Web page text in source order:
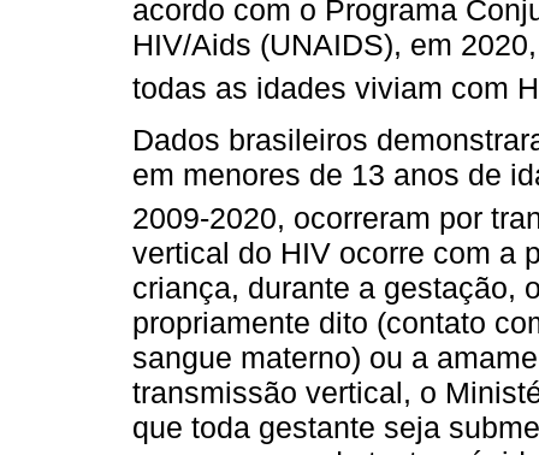
acordo com o Programa
HIV/Aids (UNAIDS), em
todas as idades viviam com
Dados brasileiros
em menores de 13 anos de
2009-2020, ocorreram por
vertical do HIV ocorre com a
criança, durante a gestação,
propriamente dito (contato
sangue materno) ou a
transmissão vertical, o
que toda gestante seja